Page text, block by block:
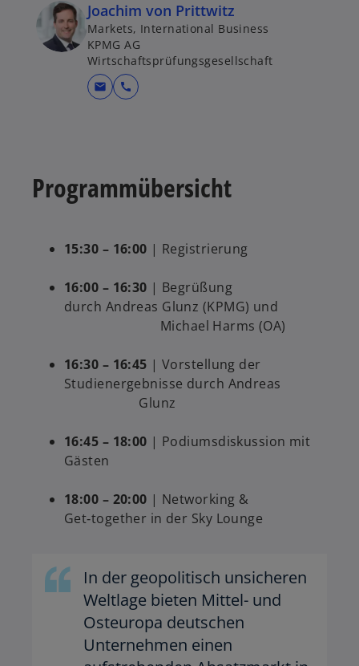
Joachim von Prittwitz
Markets, International Business
KPMG AG
Wirtschaftsprüfungsgesellschaft
mail call
Programmübersicht
15:30 – 16:00 | Registrierung
16:00 – 16:30 | Begrüßung
durch Andreas Glunz (KPMG) und
Michael Harms (OA)
16:30 – 16:45 | Vorstellung der
Studienergebnisse durch Andreas
Glunz
16:45 – 18:00 | Podiumsdiskussion mit
Gästen
18:00 – 20:00 | Networking &
Get‑together in der Sky Lounge
In der geopolitisch unsicheren
Weltlage bieten Mittel- und
Osteuropa deutschen
Unternehmen einen